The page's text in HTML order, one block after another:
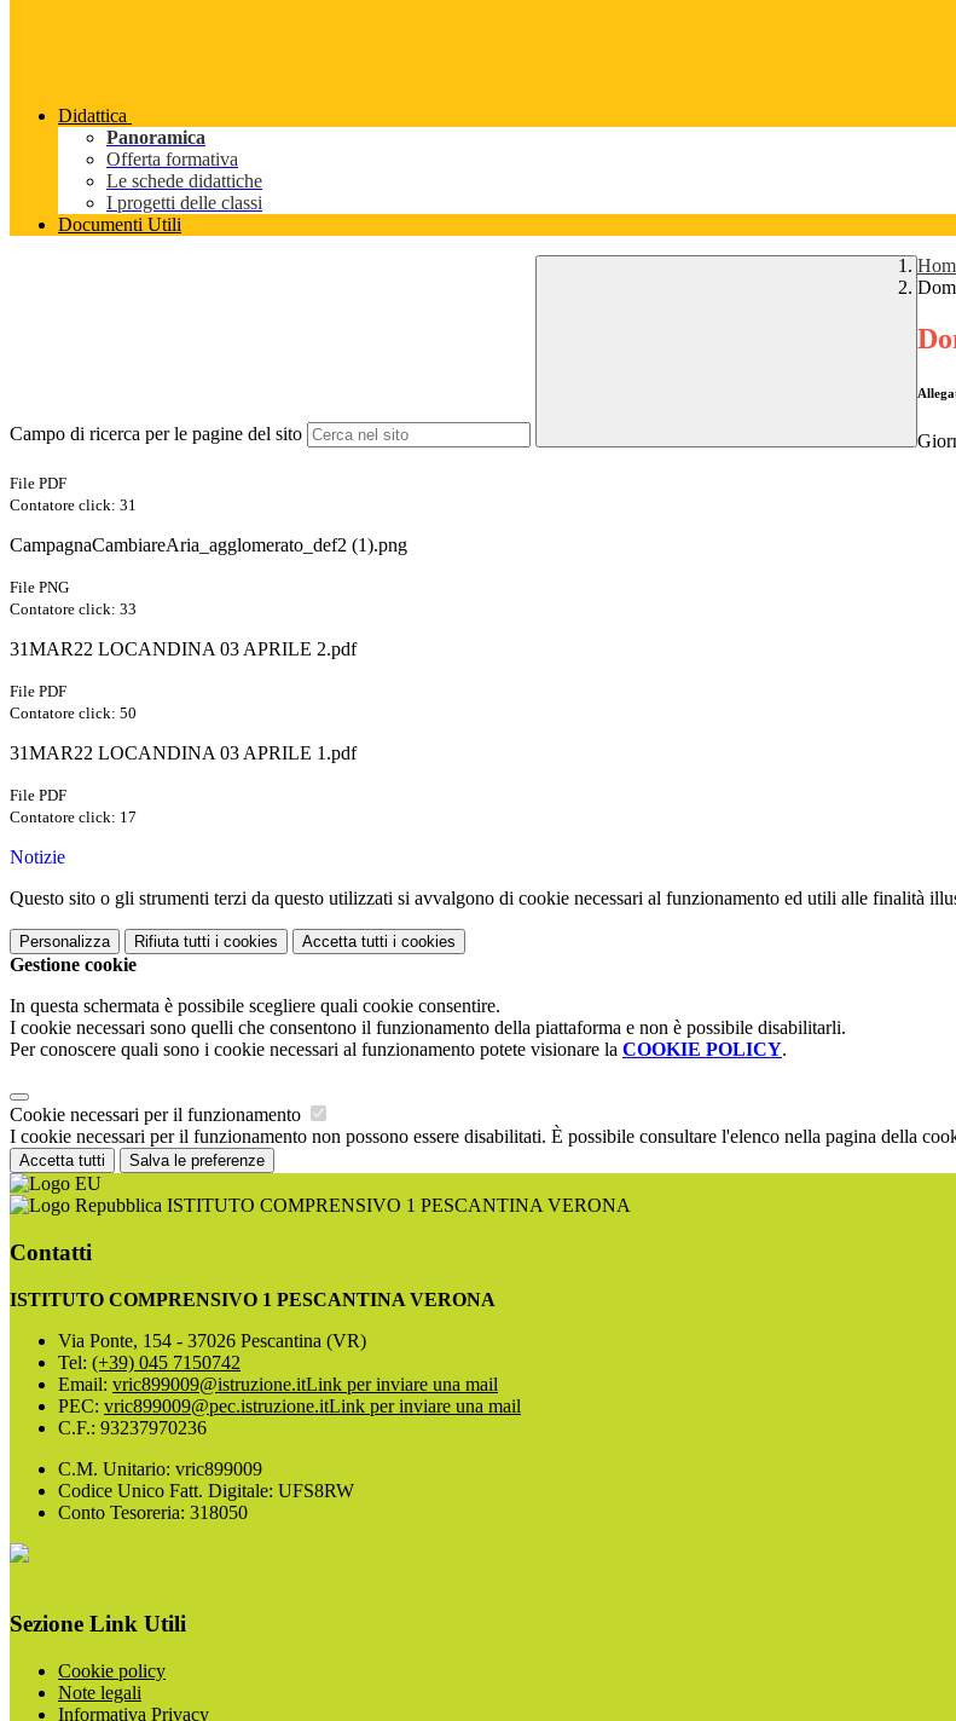
Didattica
Panoramica
Offerta formativa
Le schede didattiche
I progetti delle classi
Documenti Utili
Campo di ricerca per le pagine del sito
File PDF
Contatore click: 31
CampagnaCambiareAria_agglomerato_def2 (1).png
File PNG
Contatore click: 33
31MAR22 LOCANDINA 03 APRILE 2.pdf
File PDF
Contatore click: 50
31MAR22 LOCANDINA 03 APRILE 1.pdf
File PDF
Contatore click: 17
Notizie
Questo sito o gli strumenti terzi da questo utilizzati si avvalgono di cookie necessari al funzionamento ed utili alle finalità
Personalizza Rifiuta tutti i cookies Accetta tutti i cookies
Gestione cookie
In questa schermata è possibile scegliere quali cookie consentire.
I cookie necessari sono quelli che consentono il funzionamento della piattaforma e non è possibile disabilitarli.
Per conoscere quali sono i cookie necessari al funzionamento potete visionare la COOKIE POLICY.
Cookie necessari per il funzionamento
I cookie necessari per il funzionamento non possono essere disabilitati. È possibile consultare l'elenco nella pagina della
Accetta tutti Salva le preferenze
ISTITUTO COMPRENSIVO 1 PESCANTINA VERONA
Contatti
ISTITUTO COMPRENSIVO 1 PESCANTINA VERONA
Via Ponte, 154 - 37026 Pescantina (VR)
Tel: (+39) 045 7150742
Email: vric899009@istruzione.itLink per inviare una mail
PEC: vric899009@pec.istruzione.itLink per inviare una mail
C.F.: 93237970236
C.M. Unitario: vric899009
Codice Unico Fatt. Digitale: UFS8RW
Conto Tesoreria: 318050
Sezione Link Utili
Cookie policy
Note legali
Informativa Privacy